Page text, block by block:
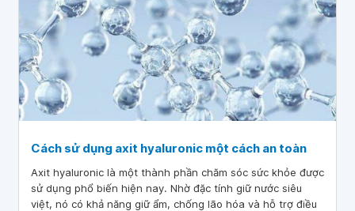
Cách sử dụng axit hyaluronic một cách an toàn
Axit hyaluronic là một thành phần chăm sóc sức khỏe được
sử dụng phổ biến hiện nay. Nhờ đặc tính giữ nước siêu
việt, nó có khả năng giữ ẩm, chống lão hóa và hỗ trợ điều